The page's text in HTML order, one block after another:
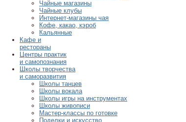
Чайные магазины
Чайные клубы
Интернет-магазины чая
Кофе, какао, кэроб
Кальянные
Кафе и
рестораны
Центры практик
и самопознания
Школы творчества
и саморазвития
Школы танцев
Школы вокала
Школы игры на инструментах
Школы живописи
Мастер-классы по готовке
Поделки и искусство